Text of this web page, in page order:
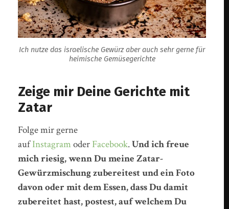
Ich nutze das israelische Gewürz aber auch sehr gerne für
heimische Gemüsegerichte
Zeige mir Deine Gerichte mit
Zatar
Folge mir gerne
aufInstagramoder Facebook.Und ich freue
mich riesig, wenn Du meine Zatar-
Gewürzmischung zubereitest und ein Foto
davon oder mit dem Essen, dass Du damit
zubereitet hast, postest, auf welchem Du